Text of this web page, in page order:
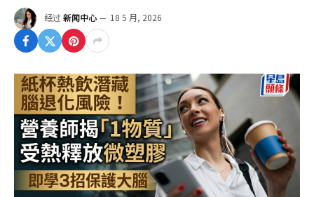
经过 新闻中心 18 5 月, 2026